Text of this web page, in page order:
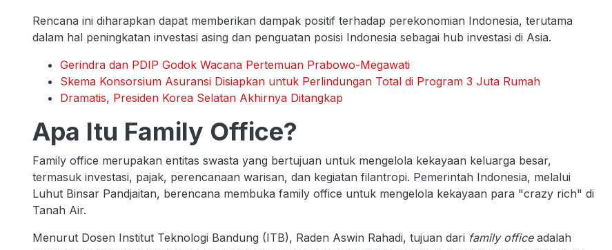
Rencana ini diharapkan dapat memberikan dampak positif terhadap perekonomian Indonesia, terutama
dalam hal peningkatan investasi asing dan penguatan posisi Indonesia sebagai hub investasi di Asia.
Gerindra dan PDIP Godok Wacana Pertemuan Prabowo-Megawati
Skema Konsorsium Asuransi Disiapkan untuk Perlindungan Total di Program 3 Juta Rumah
Dramatis, Presiden Korea Selatan Akhirnya Ditangkap
Apa Itu Family Office?
Family office merupakan entitas swasta yang bertujuan untuk mengelola kekayaan keluarga besar,
termasuk investasi, pajak, perencanaan warisan, dan kegiatan filantropi. Pemerintah Indonesia, melalui
Luhut Binsar Pandjaitan, berencana membuka family office untuk mengelola kekayaan para "crazy rich" di
Tanah Air.
Menurut Dosen Institut Teknologi Bandung (ITB), Raden Aswin Rahadi, tujuan dari family officeadalah